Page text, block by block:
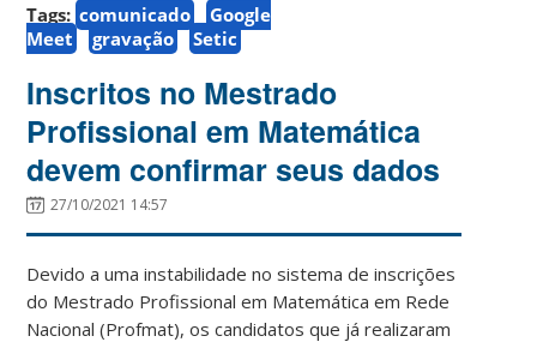
Tags: comunicado
Google
Meet
gravação Setic
Inscritos no Mestrado
Profissional em Matemática
devem confirmar seus dados
27/10/2021 14:57
Devido a uma instabilidade no sistema de inscrições
do Mestrado Profissional em Matemática em Rede
Nacional (Profmat), os candidatos que já realizaram